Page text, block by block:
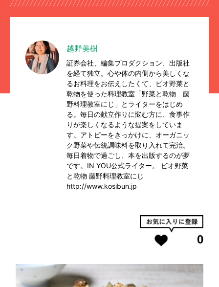
越野美樹
証券会社、編集プロダクション、出版社
を経て独立。心や体の内側から美しくな
るお料理をお伝えしたくて、ビオ野菜と
乾物を使った料理教室「野菜と乾物 藤
野料理教室にじ」とライターをはじめ
る。毎日の献立作りに悩む方に、食事作
りが楽しくなるような提案をしていま
す。アトピーをきっかけに、オーガニッ
ク野菜や伝統調味料を取り入れて完治。
毎日着物で過ごし、本を出版するのが夢
です。IN YOU公式ライター。 ビオ野菜
と乾物 藤野料理教室にじ
http://www.kosibun.jp
0